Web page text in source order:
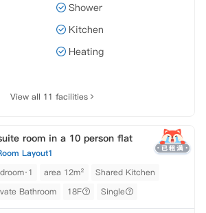
Shower
Kitchen
Heating
View all 11 facilities
room in a 10 person flat
Layout1
area 12m²
Shared Kitchen
Bathroom
18F Single